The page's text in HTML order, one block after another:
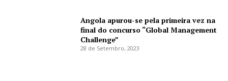
Angola apurou-se pela primeira vez na
final do concurso “Global Management
Challenge”
28 de Setembro, 2023